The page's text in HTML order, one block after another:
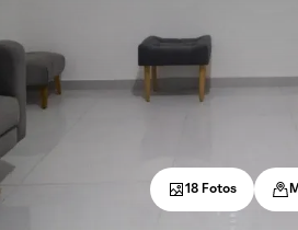
18 Fotos